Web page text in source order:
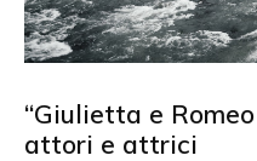
“Giulietta e
attori e attrici